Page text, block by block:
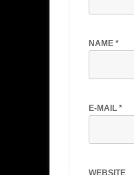
NAME *
E-MAIL *
WEBSITE